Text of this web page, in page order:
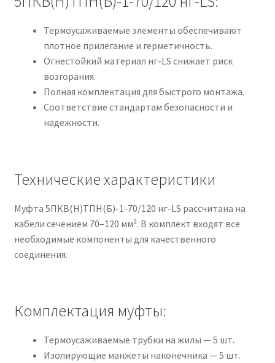
Термоусаживаемые элементы обеспечивают
плотное прилегание и герметичность.
Огнестойкий материал нг-LS снижает риск
возгорания.
Полная комплектация для быстрого монтажа.
Соответствие стандартам безопасности и
надежности.
Технические характеристики
Муфта 5ПКВ(Н)ТПН(Б)-1-70/120 нг-LS рассчитана на
кабели сечением 70–120 мм². В комплект входят все
необходимые компоненты для качественного
соединения.
Комплектация муфты:
Термоусаживаемые трубки на жилы — 5 шт.
Изолирующие манжеты наконечника — 5 шт.